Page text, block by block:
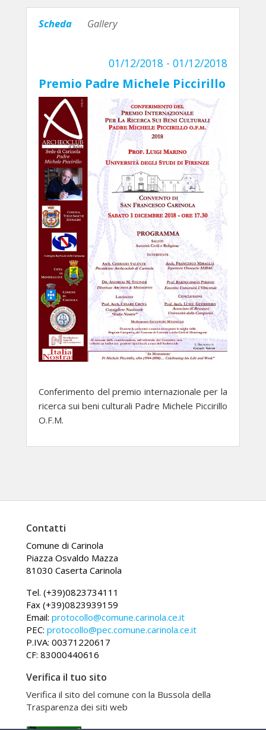
Scheda Gallery
01/12/2018 - 01/12/2018
Premio Padre Michele Piccirillo
Conferimento del premio internazionale per la
ricerca sui beni culturali Padre Michele Piccirillo
O.F.M.
Contatti
Comune di Carinola
Piazza Osvaldo Mazza
81030 Caserta Carinola
Tel. (+39)0823734111
Fax (+39)0823939159
Email: protocollo@comune.carinola.ce.it
PEC: protocollo@pec.comune.carinola.ce.it
P.IVA: 00371220617
CF: 83000440616
Verifica il tuo sito
Verifica il sito del comune con la Bussola della
Trasparenza dei siti web